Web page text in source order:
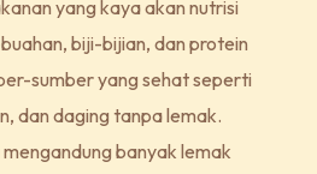
yang kaya akan nutrisi
biji-bijian, dan protein
sumber yang sehat seperti
dan daging tanpa lemak.
banyak lemak